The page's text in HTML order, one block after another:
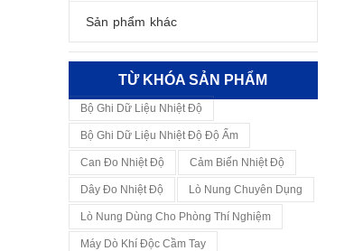
Sản phẩm khác
TỪ KHÓA SẢN PHẨM
Bộ Ghi Dữ Liệu Nhiệt Độ
Bộ Ghi Dữ Liệu Nhiệt Độ Độ Ẩm
Can Đo Nhiệt Độ Cảm Biến Nhiệt Độ
Dây Đo Nhiệt Độ Lò Nung Chuyên Dụng
Lò Nung Dùng Cho Phòng Thí Nghiệm
Máy Dò Khí Độc Cầm Tay